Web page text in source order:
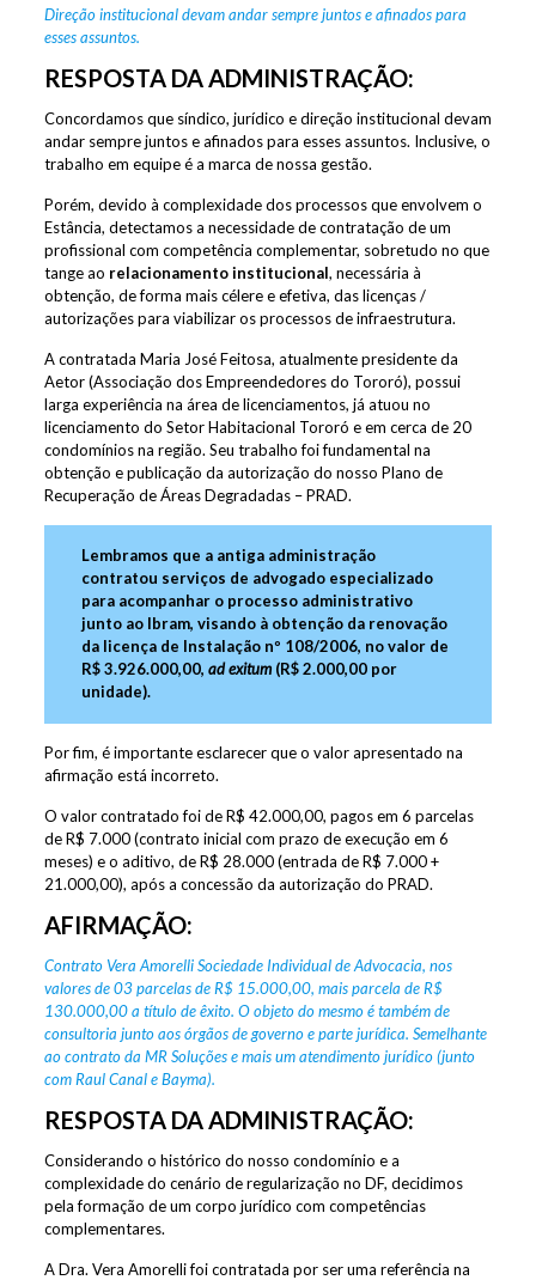
Direção institucional devam andar sempre juntos e afinados para
esses assuntos.
RESPOSTA DA ADMINISTRAÇÃO:
Concordamos que síndico, jurídico e direção institucional devam
andar sempre juntos e afinados para esses assuntos. Inclusive, o
trabalho em equipe é a marca de nossa gestão.
Porém, devido à complexidade dos processos que envolvem o
Estância, detectamos a necessidade de contratação de um
profissional com competência complementar, sobretudo no que
tange ao relacionamento institucional, necessária à
obtenção, de forma mais célere e efetiva, das licenças /
autorizações para viabilizar os processos de infraestrutura.
A contratada Maria José Feitosa, atualmente presidente da
Aetor (Associação dos Empreendedores do Tororó), possui
larga experiência na área de licenciamentos, já atuou no
licenciamento do Setor Habitacional Tororó e em cerca de 20
condomínios na região. Seu trabalho foi fundamental na
obtenção e publicação da autorização do nosso Plano de
Recuperação de Áreas Degradadas – PRAD.
Lembramos que a antiga administração
contratou serviços de advogado especializado
para acompanhar o processo administrativo
junto ao Ibram, visando à obtenção da renovação
da licença de Instalação nº 108/2006, no valor de
R$ 3.926.000,00, ad exitum (R$ 2.000,00 por
unidade).
Por fim, é importante esclarecer que o valor apresentado na
afirmação está incorreto.
O valor contratado foi de R$ 42.000,00, pagos em 6 parcelas
de R$ 7.000 (contrato inicial com prazo de execução em 6
meses) e o aditivo, de R$ 28.000 (entrada de R$ 7.000 +
21.000,00), após a concessão da autorização do PRAD.
AFIRMAÇÃO:
Contrato Vera Amorelli Sociedade Individual de Advocacia, nos
valores de 03 parcelas deR$ 15.000,00, mais parcela de R$
130.000,00 a título de êxito. O objeto do mesmo é também de
consultoria junto aos órgãos de governo e parte jurídica. Semelhante
ao contrato da MR Soluções e mais um atendimento jurídico (junto
com Raul Canal e Bayma).
RESPOSTA DA ADMINISTRAÇÃO:
Considerando o histórico do nosso condomínio e a
complexidade do cenário de regularização no DF, decidimos
pela formação de um corpo jurídico com competências
complementares.
A Dra. Vera Amorelli foi contratada por ser uma referência na